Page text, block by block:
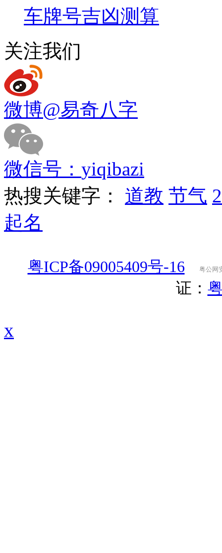
车牌号吉凶测算
关注我们
微博@易奇八字
微信号： yiqibazi
热搜关键字： 道教 节气
起名
粤ICP备09005409号-16 粤公网
证：
x